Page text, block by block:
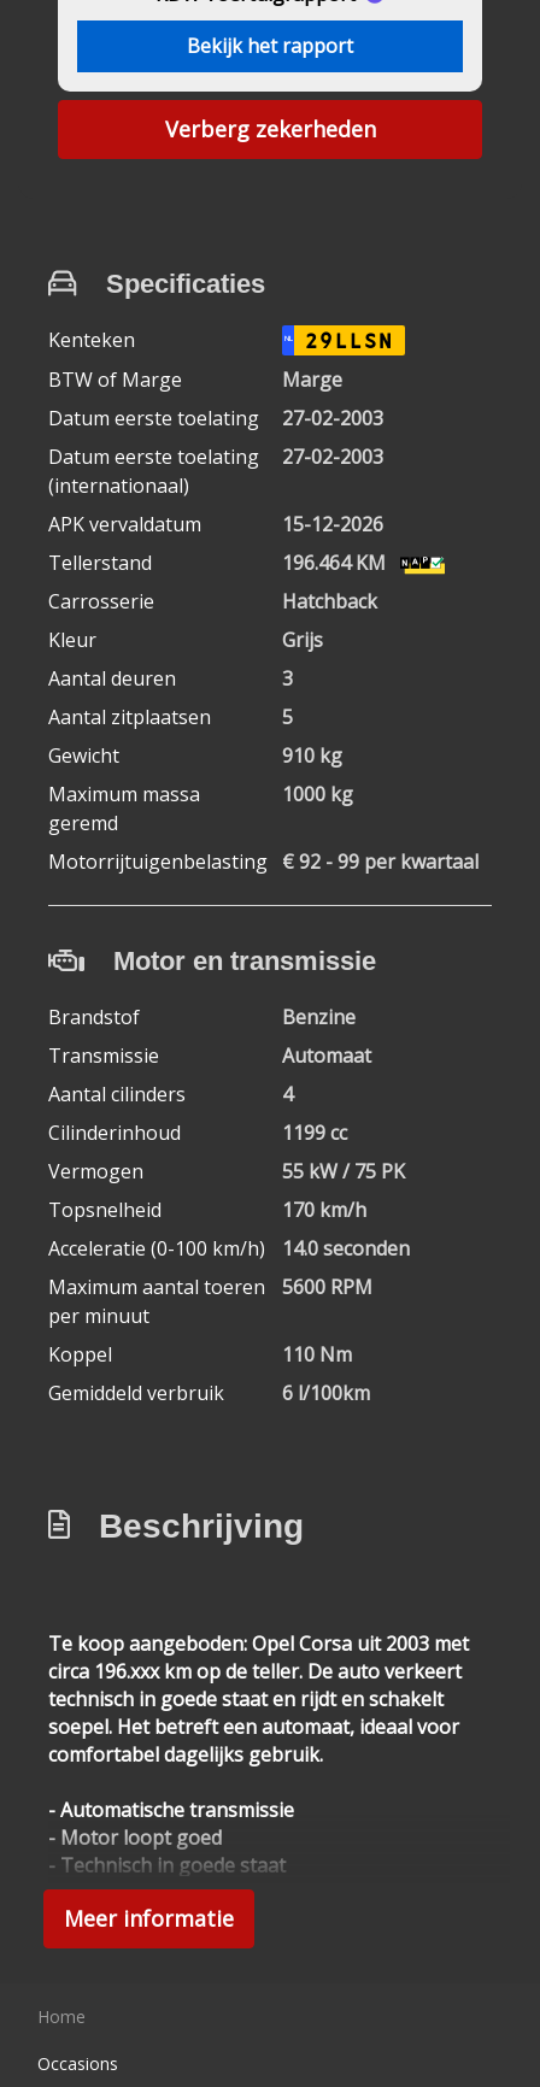
Bekijk het rapport
Verberg zekerheden
Specificaties
Kenteken NL 29LLSN
BTW of Marge
Marge
Datum eerste toelating
27-02-2003
Datum eerste toelating
(internationaal)
27-02-2003
APK vervaldatum
15-12-2026
Tellerstand
196.464 KM
Carrosserie
Hatchback
Kleur
Grijs
Aantal deuren
3
Aantal zitplaatsen
5
Gewicht
910 kg
Maximum massa
geremd
1000 kg
Motorrijtuigenbelasting € 92 - 99 per kwartaal
Motor en transmissie
Brandstof
Benzine
Transmissie
Automaat
Aantal cilinders
4
Cilinderinhoud
1199 cc
Vermogen
55 kW / 75 PK
Topsnelheid
170 km/h
Acceleratie (0-100 km/h)
14.0 seconden
Maximum aantal toeren
per minuut
5600 RPM
Koppel
110 Nm
Gemiddeld verbruik
6 l/100km
Beschrijving
Te koop aangeboden: Opel Corsa uit 2003 met
circa 196.xxx km op de teller. De auto verkeert
technisch in goede staat en rijdt en schakelt
soepel. Het betreft een automaat, ideaal voor
comfortabel dagelijks gebruik.
- Automatische transmissie
- Motor loopt goed
- Technisch in goede staat
- APK geldig tot december 2026
- Zuinig en betrouwbaar
Ideale stadsauto of eerste auto
passend bij leeftijd en kilometerstand, maar is
technisch goed en direct rijklaar.
Meer informatie
Home
Occasions